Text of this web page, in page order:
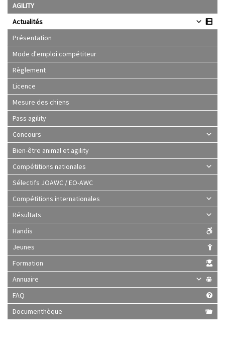
AGILITY
Actualités
Présentation
Mode d'emploi compétiteur
Règlement
Licence
Mesure des chiens
Pass agility
Concours
Bien-être animal et agility
Compétitions nationales
Sélectifs JOAWC / EO-AWC
Compétitions internationales
Résultats
Handis
Jeunes
Formation
Annuaire
FAQ
Documenthèque